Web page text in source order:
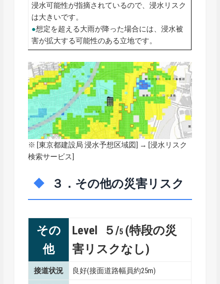
浸水可能性が指摘されているので、浸水リスク
は大きいです。
●想定を超える大雨が降った場合には、浸水被
害が拡大する可能性のある立地です。
※ [東京都建設局 浸水予想区域図
] → [浸水リスク
検索サービス]
３．その他の災害リスク
その
他
Level ５/5 (特段の災
害リスクなし)
接道状況 良好(接面道路幅員約25m)